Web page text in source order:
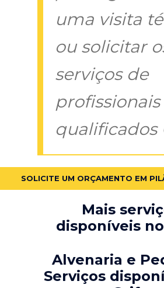
uma visita
ou solicitar
serviços de
profissionais
qualificados
SOLICITE UM ORÇAMENTO EM
Mais
disponíveis
Alvenaria e
Serviços